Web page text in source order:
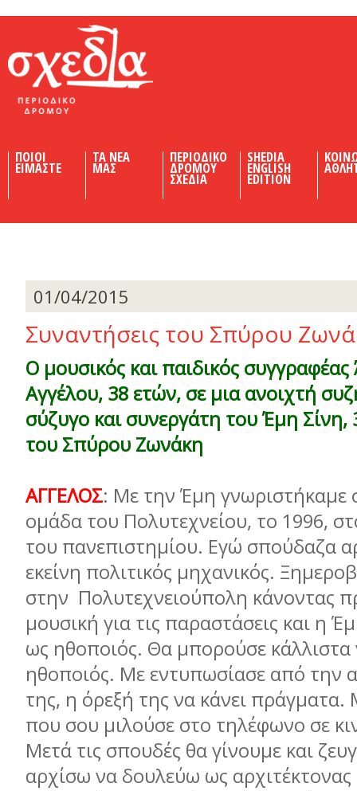
ΠΟΙΟΙ
ΕΙΜΑΣΤΕ
ΤΑ ΝΕΑ
ΜΑΣ
ΠΕΡΙΟΔΙΚΟ
ΔΡΟΜΟΥ
ΣΧΕΔΙΑ
SHEDIA
ENGLISH
EDITION
01/04/2015
Συναντήσεις του Σπύρου
Ο µουσικός και παιδικός συγγραφέας
Αγγέλου, 38 ετών, σε µια ανοιχτή
σύζυγο και συνεργάτη του Έµη Σίνη,
του Σπύρου Ζωνάκη
ΑΓΓΕΛΟΣ: Με την Έµη γνωριστήκαµε
οµάδα του Πολυτεχνείου, το 1996,
του πανεπιστηµίου. Εγώ σπούδαζα
εκείνη πολιτικός µηχανικός.
στην Πολυτεχνειούπολη κάνοντας
µουσική για τις παραστάσεις και η
ως ηθοποιός. Θα µπορούσε κάλλιστα
ηθοποιός. Με εντυπωσίασε από την
της, η όρεξή της να κάνει
που σου µιλούσε στο τηλέφωνο σε
Μετά τις σπουδές θα γίνουµε και
αρχίσω να δουλεύω ως